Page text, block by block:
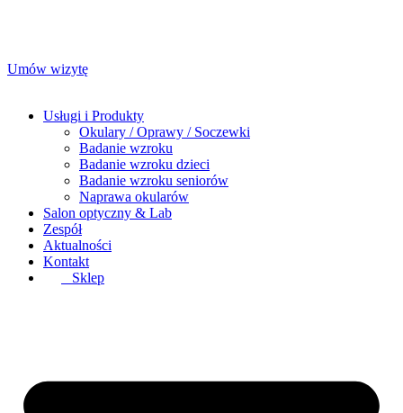
Umów wizytę
Usługi i Produkty
Okulary / Oprawy / Soczewki
Badanie wzroku
Badanie wzroku dzieci
Badanie wzroku seniorów
Naprawa okularów
Salon optyczny & Lab
Zespół
Aktualności
Kontakt
Sklep